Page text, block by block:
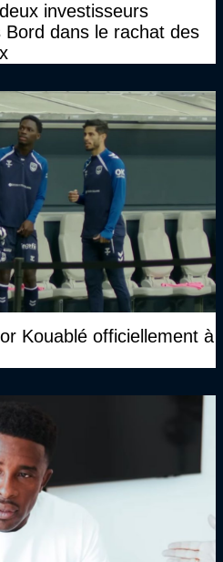
investisseurs
dans le rachat des
Kouablé officiellement à